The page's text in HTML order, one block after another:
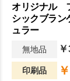
オリジナル
シックブラ
ュラー
無地品
印刷品